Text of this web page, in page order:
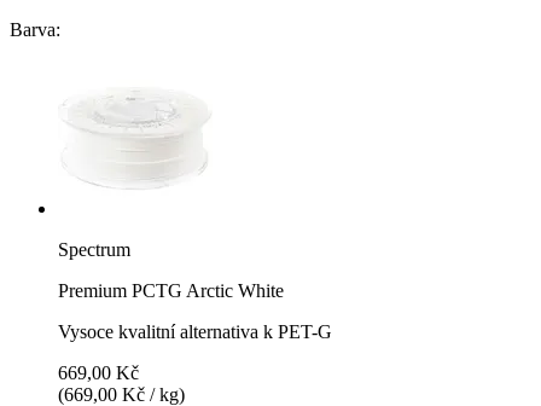
Barva:
Spectrum
Premium PCTG Arctic White
Vysoce kvalitní alternativa k PET-G
669,00 Kč
(669,00 Kč / kg)